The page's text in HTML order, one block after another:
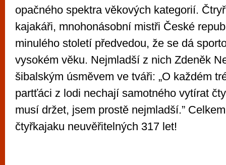
opačného spektra věkových kategorií.
kajakáři, mnohonásobní mistři České
minulého století předvedou, že se dá
vysokém věku. Nejmladší z nich Zdeněk
šibalským úsměvem ve tváři: „O každém
partťáci z lodi nechají samotného vytírat
musí držet, jsem prostě nejmladší.”
čtyřkajaku neuvěřitelných 317 let!